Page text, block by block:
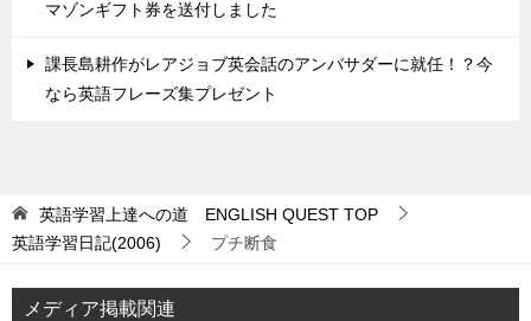
マゾンギフト券を送付しました
課長島耕作がレアジョブ英会話のアンバサダーに就任！？今
なら英語フレーズ集プレゼント
英語学習上達への道 ENGLISH QUEST TOP
英語学習日記(2006)
プチ断食
メディア掲載関連